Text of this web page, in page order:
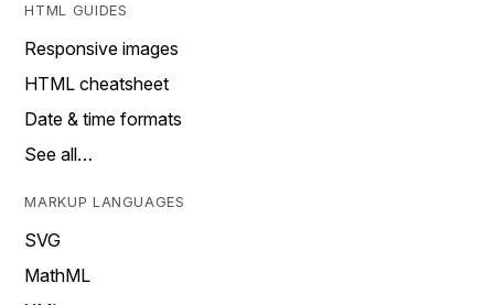
HTML GUIDES
Responsive images
HTML cheatsheet
Date & time formats
See all…
MARKUP LANGUAGES
SVG
MathML